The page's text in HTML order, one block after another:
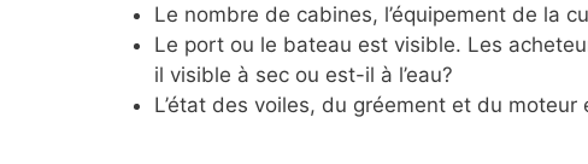
Le nombre de cabines, l’équipement de la
Le port ou le bateau est visible. Les
il visible à sec ou est-il à l’eau?
L’état des voiles, du gréement et du moteur